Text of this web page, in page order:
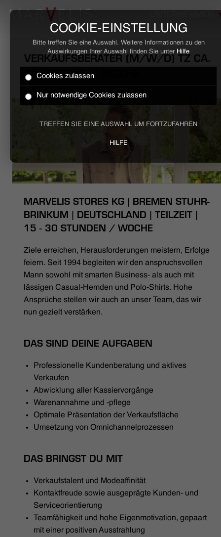
COOKIE-EINSTELLUNG
Bitte treffen Sie eine Auswahl. Weitere Informationen zu den
Auswirkungen Ihrer Auswahl finden Sie unter Hilfe
Cookies zulassen
Nur notwendige Cookies zulassen
TREFFEN SIE EINE AUSWAHL UM FORTZUFAHREN
HILFE
HOME
STELLENANGEBOTE
NACHHALTIGKEIT
HÄNDLERSUCHE
VERKAUFSBERATER (M/W/D) TZ CA.
15 - 30 STD. / WOCHE
MARVELIS STORES KG | BREMEN STUHR-
BRINKUM | DEUTSCHLAND | TEILZEIT |
15 - 30 STUNDEN / WOCHE
Ziele erreichen, Herausforderungen meistern, Erfolge
feiern. Seit 1994 begleiten wir den anspruchsvollen
Mann sowohl mit smarten Business- als auch mit
lässigen Casual-Hemden und Polo-Shirts. Hohe
Ansprüche stellen wir auch an unser Team, das wir
nun gezielt verstärken.
DAS SIND DEINE AUFGABEN
Professionelle Kundenberatung und aktives
Verkaufen
Abwicklung aller Kassiervorgänge
Warenannahme und -pflege
Optimale Präsentation der Verkaufsfläche
Umsetzung von Omnichannelprozessen
DAS BRINGST DU MIT
Verkaufstalent und Modeaffinität
Kontaktfreude sowie ausgeprägte Kunden- und
Serviceorientierung
Teamfähigkeit und hohe Eigenmotivation, gepaart
mit einer positiven Ausstrahlung